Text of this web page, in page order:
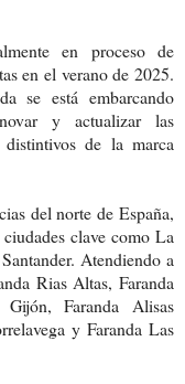
en proceso de
en el verano de 2025.
se está embarcando
y actualizar las
de la marca
del norte de España,
clave como La
Santander. Atendiendo a
Rias Altas, Faranda
Faranda Alisas
y Faranda Las